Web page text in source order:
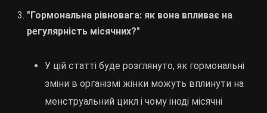
"Гормональна рівновага: як вона впливає на
регулярність місячних?"
У цій статті буде розглянуто, як гормональні
зміни в організмі жінки можуть вплинути на
менструальний цикл і чому іноді місячні